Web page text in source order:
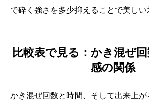
で砕く強さを多少抑えることで美しい
比較表で見る：かき混ぜ
感の関係
かき混ぜ回数と時間、そして出来上